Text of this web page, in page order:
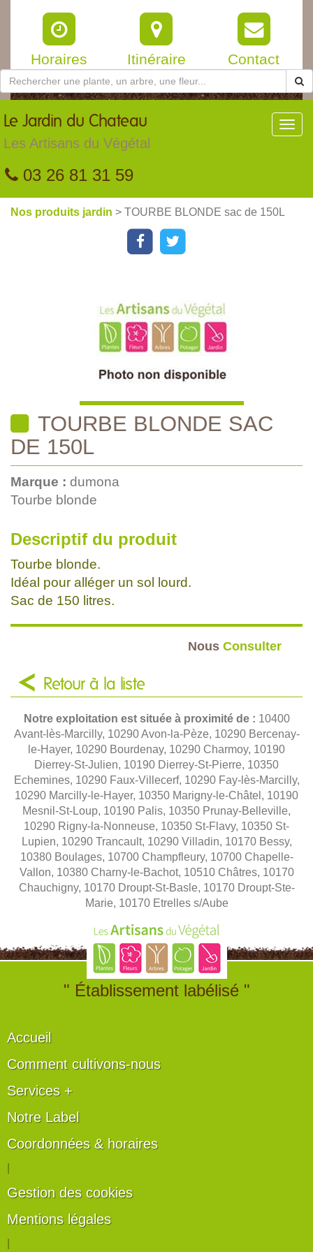
Horaires Itinéraire Contact
Le Jardin du Chateau
Les Artisans du Végétal
03 26 81 31 59
Nos produits jardin > TOURBE BLONDE sac de 150L
TOURBE BLONDE SAC
DE 150L
Marque : dumona
Tourbe blonde
Descriptif du produit
Tourbe blonde.
Idéal pour alléger un sol lourd.
Sac de 150 litres.
Nous Consulter
Retour à la liste
Notre exploitation est située à proximité de : 10400
Avant-lès-Marcilly, 10290 Avon-la-Pèze, 10290 Bercenay-
le-Hayer, 10290 Bourdenay, 10290 Charmoy, 10190
Dierrey-St-Julien, 10190 Dierrey-St-Pierre, 10350
Echemines, 10290 Faux-Villecerf, 10290 Fay-lès-Marcilly,
10290 Marcilly-le-Hayer, 10350 Marigny-le-Châtel, 10190
Mesnil-St-Loup, 10190 Palis, 10350 Prunay-Belleville,
10290 Rigny-la-Nonneuse, 10350 St-Flavy, 10350 St-
Lupien, 10290 Trancault, 10290 Villadin, 10170 Bessy,
10380 Boulages, 10700 Champfleury, 10700 Chapelle-
Vallon, 10380 Charny-le-Bachot, 10510 Châtres, 10170
Chauchigny, 10170 Droupt-St-Basle, 10170 Droupt-Ste-
Marie, 10170 Etrelles s/Aube
" Établissement labélisé "
Accueil
Comment cultivons-nous
Services +
Notre Label
Coordonnées & horaires
Gestion des cookies
Mentions légales